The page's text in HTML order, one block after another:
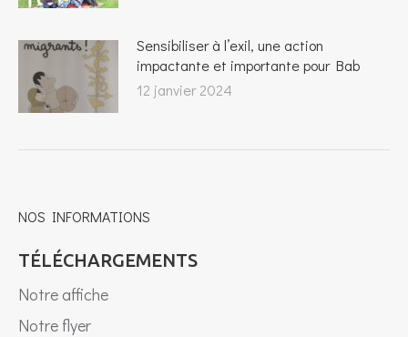
Sensibiliser à l’exil, une action
impactante et importante pour Bab
12 janvier 2024
NOS INFORMATIONS
TÉLÉCHARGEMENTS
Notre affiche
Notre flyer